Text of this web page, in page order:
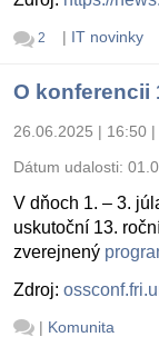
2 | IT novinky
O konferencii
26.06.2025 | 16:50 |
Dátum udalosti:
V dňoch 1. – 3.
uskutoční 13.
zverejnený
Zdroj:
| Komunita